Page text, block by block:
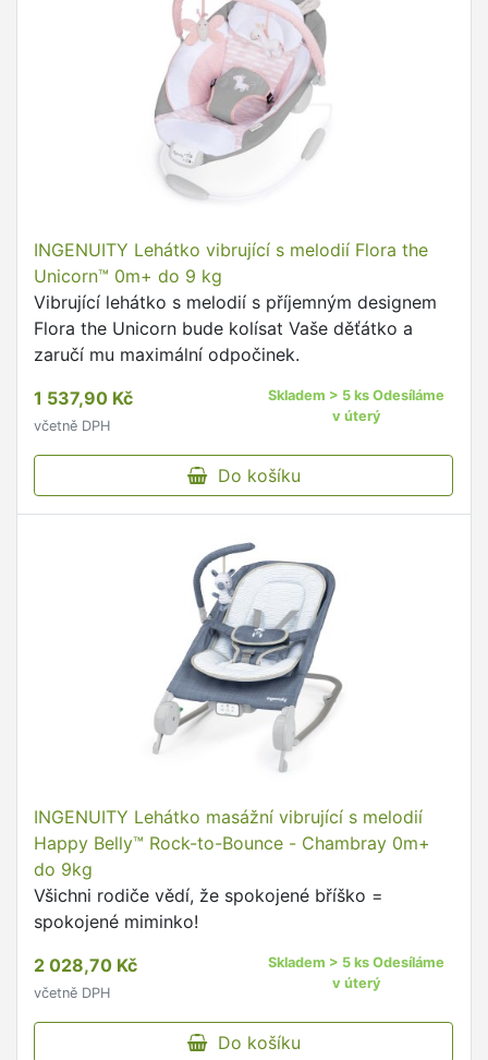
INGENUITY Lehátko vibrující s melodií Flora the
Unicorn™ 0m+ do 9 kg
Vibrující lehátko s melodií s příjemným designem
Flora the Unicorn bude kolísat Vaše děťátko a
zaručí mu maximální odpočinek.
1 537,90 Kč
včetně DPH
Skladem > 5 ks Odesíláme
v úterý
Do košíku
INGENUITY Lehátko masážní vibrující s melodií
Happy Belly™ Rock-to-Bounce - Chambray 0m+
do 9kg
Všichni rodiče vědí, že spokojené bříško =
spokojené miminko!
2 028,70 Kč
včetně DPH
Skladem > 5 ks Odesíláme
v úterý
Do košíku